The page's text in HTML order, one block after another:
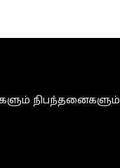
நிபந்தனைகளும்